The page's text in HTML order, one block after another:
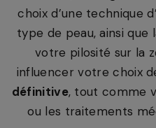
choix d’une technique
type de peau, ainsi
votre pilosité sur la
influencer votre choix
définitive, tout comme
ou les traitements